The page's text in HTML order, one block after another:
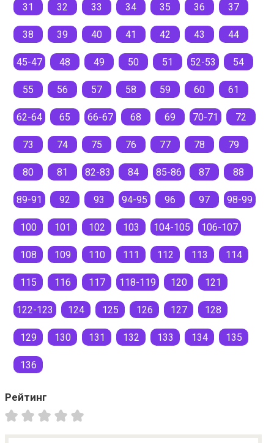
31 32 33 34 35 36 37
38 39 40 41 42 43 44
45-47 48 49 50 51 52-53 54
55 56 57 58 59 60 61
62-64 65 66-67 68 69 70-71 72
73 74 75 76 77 78 79
80 81 82-83 84 85-86 87 88
89-91 92 93 94-95 96 97 98-99
100 101 102 103 104-105 106-107
108 109 110 111 112 113 114
115 116 117 118-119 120 121
122-123 124 125 126 127 128
129 130 131 132 133 134 135
136
Рейтинг